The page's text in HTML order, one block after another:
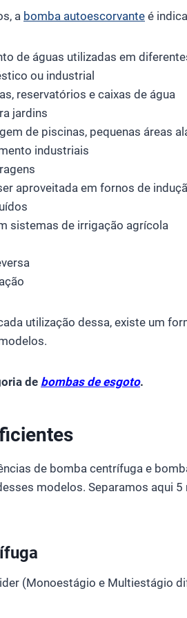
a bomba autoescorvante é
de águas utilizadas em
ou industrial
reservatórios e caixas de água
jardins
de piscinas, pequenas áreas
industriais
aproveitada em fornos de
sistemas de irrigação agrícola
utilização dessa, existe um
de bombas de esgoto.
de bomba centrífuga e
modelos. Separamos aqui
(Monoestágio e Multiestágio